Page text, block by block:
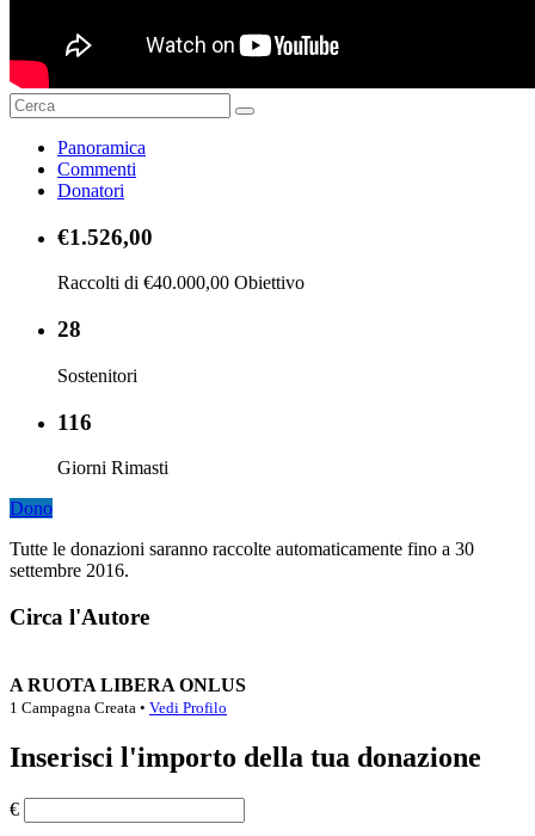
Panoramica
Commenti
Donatori
€1.526,00
Raccolti di €40.000,00 Obiettivo
28
Sostenitori
116
Giorni Rimasti
Dono
Tutte le donazioni saranno raccolte automaticamente fino a 30
settembre 2016.
Circa l'Autore
A RUOTA LIBERA ONLUS
1 Campagna Creata • Vedi Profilo
Inserisci l'importo della tua donazione
€